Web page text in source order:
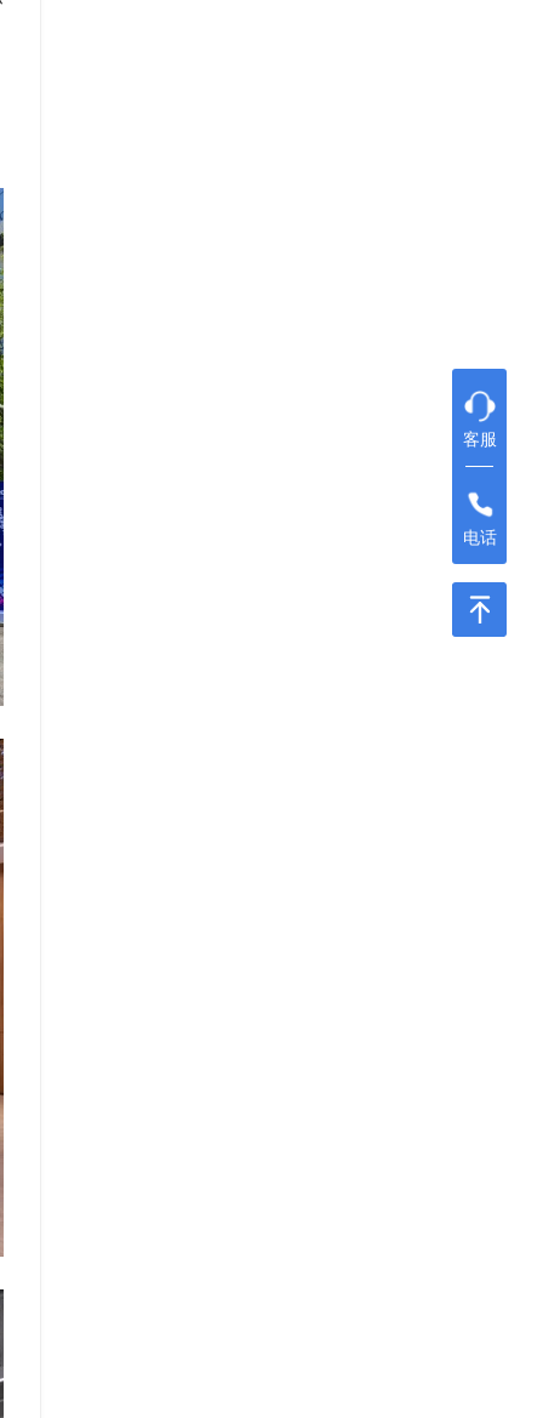
客服
电话